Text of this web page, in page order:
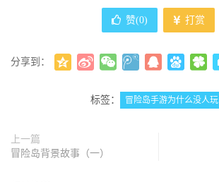
赞(0) 打赏
分享到：
标签： 冒险岛手游为什么没人玩
上一篇
冒险岛背景故事（一）